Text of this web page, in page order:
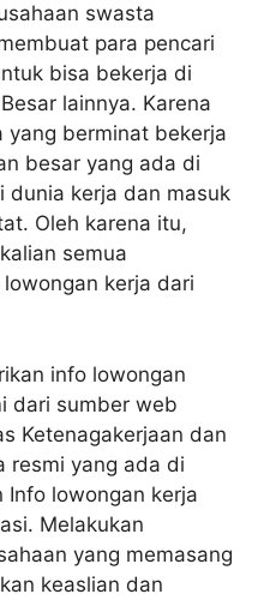
swasta
para pencari
bisa bekerja di
lainnya. Karena
yang berminat bekerja
besar yang ada di
dunia kerja dan masuk
Oleh karena itu,
semua
kerja dari
info lowongan
dari sumber web
Ketenagakerjaan dan
resmi yang ada di
Info lowongan kerja
Melakukan
yang memasang
keaslian dan